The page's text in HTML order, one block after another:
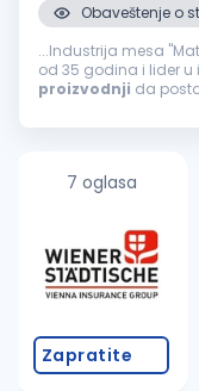
Obaveštenje o
...Industrija mesa
od 35 godina i lider u
proizvodnji da
7 oglasa
Zapratite